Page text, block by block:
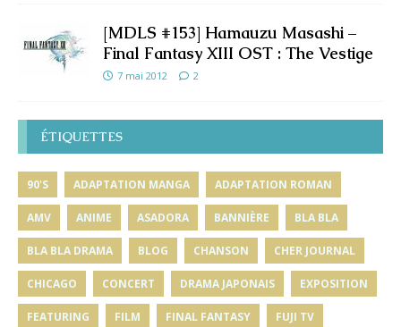
[MDLS #153] Hamauzu Masashi –
Final Fantasy XIII OST : The Vestige
7 mai 2012 2
ÉTIQUETTES
90'S ADAPTATION MANGA ADAPTATION ROMAN
AMV ANIME ASADORA BANNIÈRE BLA BLA
BLA BLA DRAMA BLOG CHANSON CHER JOURNAL
CHICAGO CONCERT DRAMA JAPONAIS EXPOSITION
FEATURING FILM FINAL FANTASY FUJI TV